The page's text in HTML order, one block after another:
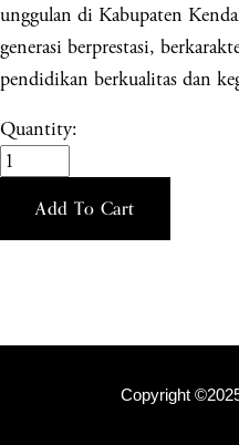
unggulan di Kabupaten
generasi berprestasi,
pendidikan berkualitas dan
Quantity:
Add To Cart
Copyright